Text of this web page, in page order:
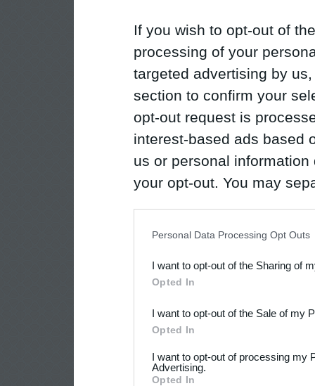
If you wish to opt-out of
processing of your
targeted advertising by
section to confirm your
opt-out request is
interest-based ads based
us or personal
your opt-out. You may
Downstream Participants
third parties.
Personal Data Processing Opt Outs
I want to opt-out of the Sharing of
Opted In
I want to opt-out of the Sale of my
Opted In
I want to opt-out of processing my
Advertising.
Opted In